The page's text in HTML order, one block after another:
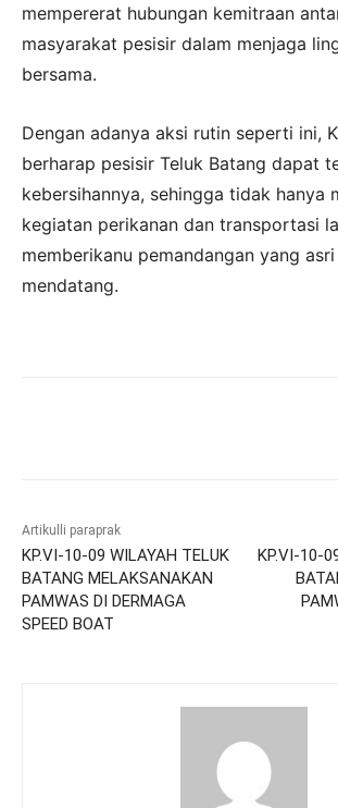
mempererat hubungan kemitraan
masyarakat pesisir dalam menjaga
bersama.
Dengan adanya aksi rutin seperti ini,
berharap pesisir Teluk Batang dapat
kebersihannya, sehingga tidak hanya
kegiatan perikanan dan transportasi
memberikanu pemandangan yang
mendatang.
Artikulli paraprak
KP.VI-10-09 WILAYAH TELUK
BATANG MELAKSANAKAN
PAMWAS DI DERMAGA
SPEED BOAT
KP.VI-10-